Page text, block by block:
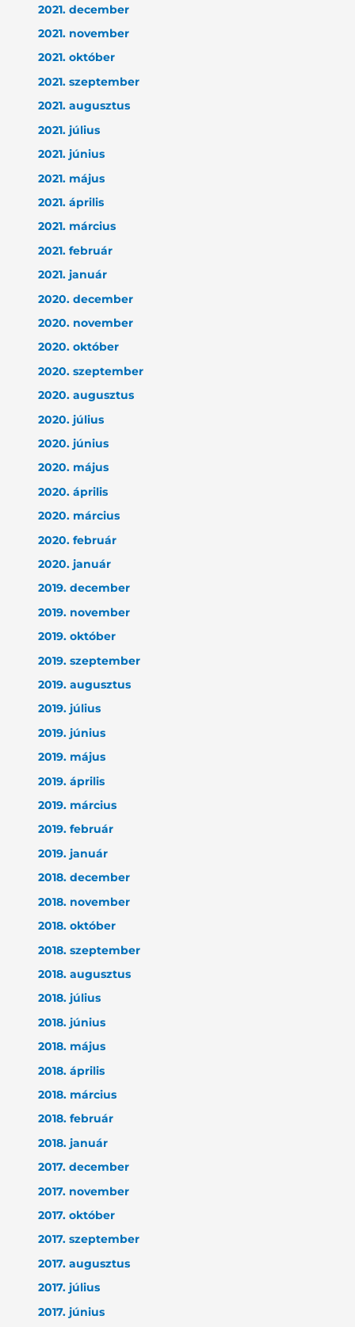
2021. december
2021. november
2021. október
2021. szeptember
2021. augusztus
2021. július
2021. június
2021. május
2021. április
2021. március
2021. február
2021. január
2020. december
2020. november
2020. október
2020. szeptember
2020. augusztus
2020. július
2020. június
2020. május
2020. április
2020. március
2020. február
2020. január
2019. december
2019. november
2019. október
2019. szeptember
2019. augusztus
2019. július
2019. június
2019. május
2019. április
2019. március
2019. február
2019. január
2018. december
2018. november
2018. október
2018. szeptember
2018. augusztus
2018. július
2018. június
2018. május
2018. április
2018. március
2018. február
2018. január
2017. december
2017. november
2017. október
2017. szeptember
2017. augusztus
2017. július
2017. június